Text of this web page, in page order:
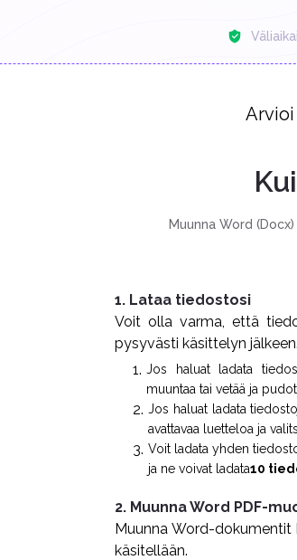
Muunna Word
1. Lataa tiedostosi
Voit olla varma, että
pysyvästi käsittelyn jälkeen.
Jos haluat ladata
muuntaa tai vetää ja
Jos haluat ladata
avattavaa luetteloa ja
Voit ladata yhden
ja ne voivat ladata10
2. Muunna Word PDF-
Muunna Word-dokumentit
käsitellään.